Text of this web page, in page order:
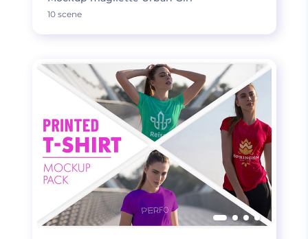
10 scene